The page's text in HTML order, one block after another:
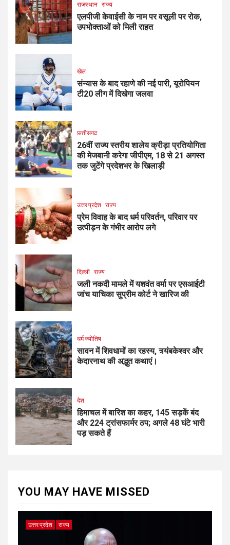
राजस्थान राज्य
एलपीजी केवाईसी के नाम पर वसूली पर रोक,
उपभोक्ताओं को मिली राहत
खेल
संन्यास के बाद रहाणे की नई पारी, यूरोपियन
टी20 लीग में दिखेगा जलवा
छत्तीसगढ
26वीं राज्य स्तरीय शालेय क्रीड़ा प्रतियोगिता
की मेजबानी करेगा जीपीएम, 18 से 21 अगस्त
तक जुटेंगे प्रदेशभर के खिलाड़ी
उत्तर प्रदेश राज्य
प्रेम विवाह के बाद धर्म परिवर्तन, परिवार पर
उत्पीड़न के गंभीर आरोप लगे
दिल्ली राज्य
जली नकदी मामले में यशवंत वर्मा पर एसआईटी
जांच याचिका सुप्रीम कोर्ट ने खारिज की
धर्म ज्योतिष
सावन में शिवधामों का रहस्य, त्र्यंबकेश्वर और
केदारनाथ की अद्भुत कथाएं।
देश
हिमाचल में बारिश का कहर, 145 सड़कें बंद
और 224 ट्रांसफार्मर ठप; अगले 48 घंटे भारी
पड़ सकते हैं
YOU MAY HAVE MISSED
उत्तर प्रदेश राज्य